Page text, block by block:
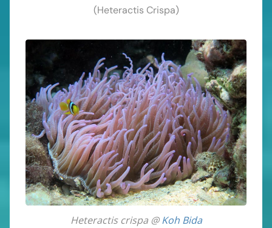
(Heteractis Crispa)
Heteractis crispa @Koh Bida